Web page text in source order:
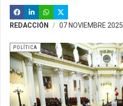
REDACCIÓN 07 NOVIEMBRE 2025
POLÍTICA